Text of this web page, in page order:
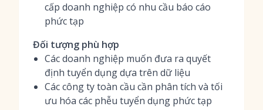
cấp doanh nghiệp có nhu cầu báo cáo
phức tạp
Đối tượng phù hợp
Các doanh nghiệp muốn đưa ra quyết
định tuyển dụng dựa trên dữ liệu
Các công ty toàn cầu cần phân tích và tối
ưu hóa các phễu tuyển dụng phức tạp